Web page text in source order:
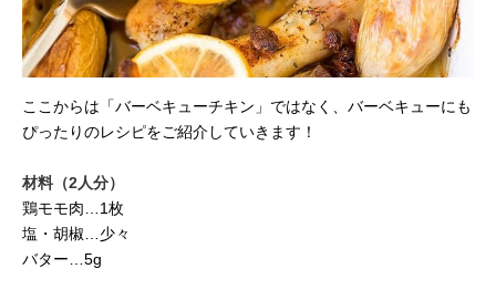
ここからは「バーベキューチキン」ではなく、バーベキューにも
ぴったりのレシピをご紹介していきます！
材料（2人分）
鶏モモ肉…1枚
塩・胡椒…少々
バター…5g